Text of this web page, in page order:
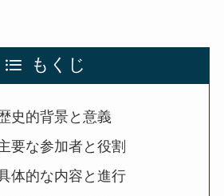
もくじ
史的背景と意義
要な参加者と役割
体的な内容と進行